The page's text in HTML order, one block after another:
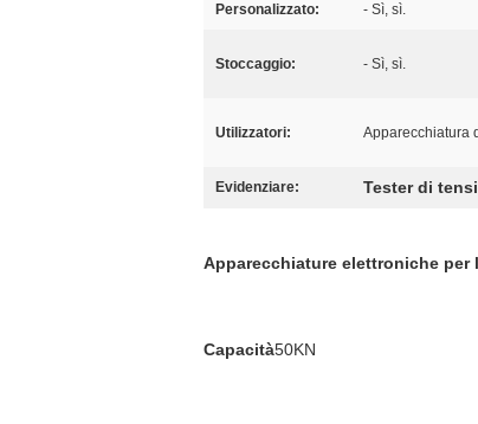
Personalizzato: - Sì, sì.
Stoccaggio: - Sì, sì.
Utilizzatori: Apparecchiatura
Evidenziare: Tester di
Apparecchiature elettroniche per
Capacità50KN